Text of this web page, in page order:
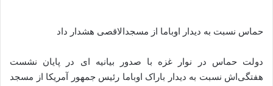
حماس نسبت به دیدار اوباما از مسجدالاقصی هشدار داد
دولت حماس در نوار غزه با صدور بیانیه ای در پایان نشست
هفتگی‌اش نسبت به دیدار باراک اوباما رئیس جمهور آمریکا از مسجد